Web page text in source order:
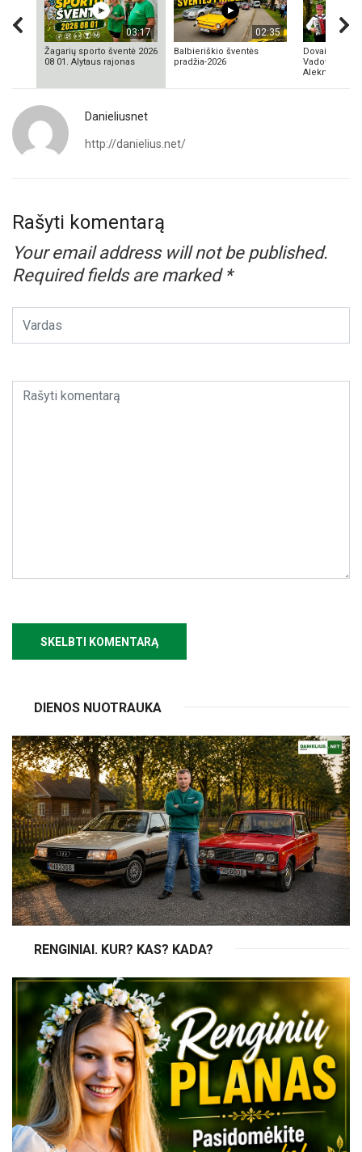
03:17
Žagarių sporto šventė 2026
08 01. Alytaus rajonas
02:35
Balbieriškio šventės
pradžia-2026
Dovainonių
Vadovas
Aleknavičius
Danieliusnet
http://danielius.net/
Rašyti komentarą
Your email address will not be published.
Required fields are marked *
DIENOS NUOTRAUKA
RENGINIAI. KUR? KAS? KADA?